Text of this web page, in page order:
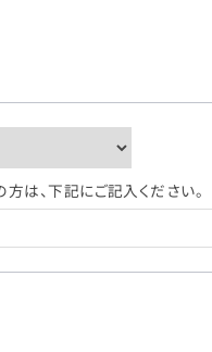
は、下記にご記入ください。